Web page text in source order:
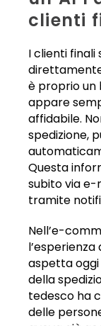
clienti
I clienti finali
è proprio un
appare
affidabile.
spedizione,
Questa
subito via e-
tramite
Nell’e-
aspetta
della
tedesco ha
delle